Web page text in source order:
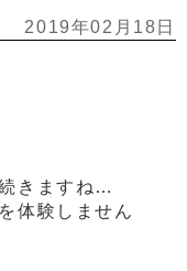
2019年02月18日
きますね…
体験しません